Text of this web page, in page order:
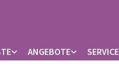
ANGEBOTE SERVICE